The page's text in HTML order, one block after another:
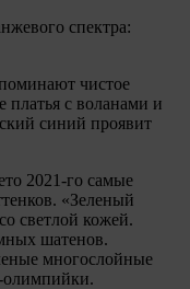
спектра:
чистое
платья с воланами и
синий проявит
2021-го самые
«Зеленый
светлой кожей.
шатенов.
многослойные
олимпийки.